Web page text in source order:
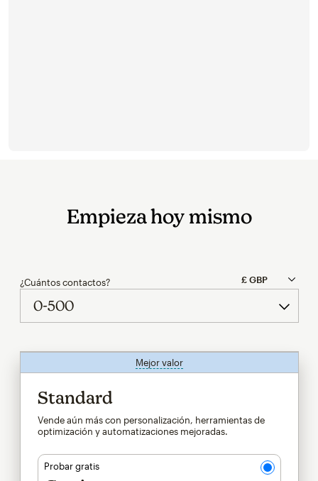
Empieza hoy mismo
¿Cuántos contactos?
Mejor valorinfo
Standard
Vende aún más con personalización, herramientas de
optimización y automatizaciones mejoradas.
Probar gratis